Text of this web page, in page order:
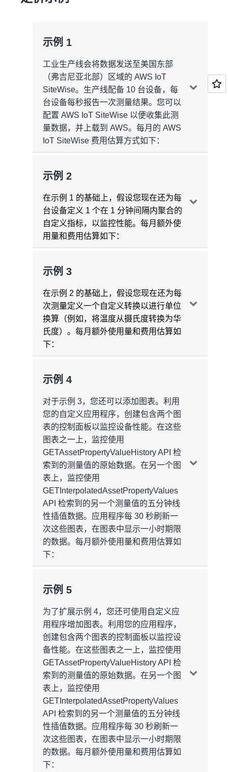
示例 1
工业生产线会将数据发送至美国东部
（弗吉尼亚北部）区域的 AWS IoT
SiteWise。生产线配备 10 台设备，每
台设备每秒报告一次测量结果。您可以
配置 AWS IoT SiteWise 以便收集此测
量数据，并上载到 AWS。每月的 AWS
IoT SiteWise 费用估算方式如下：
使用量汇总
消息收发
每台设备的测量次数 = 一次测量/每台设备
消息摄取频率 = 一条消息/秒/每次测量
每月摄取的消息数量 = 一条消息/秒/每次测
量 * 一次测量/每设备 * 10 台设备 * 86400
每月摄取的消息
月 =2592 万条消息/月
数据处理
自动计算聚合
每条消息的聚合次数 = 一次计算/条摄取的
月
25920000 条消息/月 = 25920000 次计算 =
2592 万次计算/月
每月总计算次数 =2592 万次计算/月
数据存储
设备数据
每月测量消息数 = 25920000 条消息/月
每条消息的大小 = 150 字节/每条消息（假
设摄取的每条消息都为 150 字节）
每月存储空间 = 25920000 条消息/月 * 150
字节/每条消息 * 1GB/（1024^3 字节）=
3.62GB/月*
SiteWise 可存储所有自动计算聚合。自动
数量和计算的时间间隔。在以上示例中，三
个时间间隔（1 分钟、1 小时、1 天）下计
算的六次自动计算聚合将需要每月存储
0.37 GB 数据。
自动计算聚合的存储空间 = 0.37 GB/月*
每月存储的总数据 = 3.62GB（来自设备数
据）+ 0.37GB（来自自动计算聚合）=
3.99GB/月*
* 此数据反映的是第一个月末的数据存储容
量。
示例 2
在示例 1 的基础上，假设您现在还为每
台设备定义 1 个在 1 分钟间隔内聚合的
自定义指标，以监控性能。每月额外使
用量和费用估算如下：
使用量汇总
消息收发
每台设备的指标数量 = 每台设备一个指标
每个指标生成的消息频率 = 一条消息/分钟/
指标
一个月内生成的消息数 = 一条消息/分钟/每
指标 * 一个指标/设备 * 10 台设备 * 1440 分
钟/天 * 30 天/月 = 432000 条消息/月
每月摄取的额外消息数 = 432000 条消息/月
=43.2 万条消息/月
数据处理
自定义指标
每个指标的计算频率 = 一次计算/每消息 *
一条消息/秒/设备 * 一台设备/指标 = 一次计
算/秒/指标
每月每指标的计算次数 = 一次计算/秒/每指
算/指标/月 * 一个指标/设备 * 10 台设备 =
25920000 次计算 = 2592 万次计算/月
自动计算聚合
每月额外的计算聚合次数 = 一次计算/每消
息 * 432000 条消息/月 = 432000 次计算 =
43.2 万次计算/月
每月 额外的计算次数 =2592 万（来自自定
义指标）+ 43.2 万（来自自动计算聚合）=
2635.2 万次计算/月
数据存储
示例 3
在示例 2 的基础上，假设您现在还为每
次测量定义一个自定义转换以进行单位
换算（例如，将温度从摄氏度转换为华
氏度）。每月额外使用量和费用估算如
下：
使用量汇总
每次测量的转换数 = 一个转换/次测量
每个转换的消息摄取频率 = 一条消息/秒/次
测量 * 一次测量/个转换 = 一条消息/秒/个转
换
设备 * 一个转换/测量 * 一条消息/秒/转换 *
86400 秒/天 * 30 天/月 =
25920000 条消息/
月
每月摄取的额外消息总数 = 25920000 条消
息/月 =
数据处理
每个转换的每月计算数 = 一次计算/消息 *
一条消息/秒/测量 * 一次测量/转换 * 86400
秒/天 * 30 天/月 = 2592000 次计算/转换/月
每月所有设备的计算次数 = 2592000 次计
算/月/转换 * 一个转换/测量 * 一次测量/设备
* 10 台设备 = 25920000 次计算/月 =2592
万次计算/月
自动计算聚合
每月额外的计算聚合次数 = 一次计算/条消
示例 4
对于示例 3，您还可以添加图表。利用
您的自定义应用程序，创建包含两个图
表的控制面板以监控设备性能。在这些
图表之一上，监控使用
GETAssetPropertyValueHistory API 检
索到的测量值的原始数据。在另一个图
表上，监控使用
GETInterpolatedAssetPropertyValues
API 检索到的另一个测量值的五分钟线
性插值数据。应用程序每 30 秒刷新一
次这些图表，在图表中显示一小时期限
的数据。每月额外使用量和费用估算如
下：
使用量汇总
SiteWise Monitor 控制面板每五秒自动刷新
一次，以帮助确保您能够近乎实时地查看数
据。假设您在一小时窗口中监控图表，每当
控制面板刷新时，在一小时窗口上绘制的所
有数据点都会刷新。因此，对于每个显示一
分钟聚合的图表，每次刷新消息时，总共将
获取 60 个数据点。由于这些消息中的每一
条消息都可以传输 50 个数据点，因此检索
到的消息总数估算如下所示：
每个图表每次刷新检索到的消息数 = 上限
（（60 个数据点/每次刷新/每个图表）/
（50 个数据点/每消息）= 两条消息/每个图
示例 5
为了扩展示例 4，您还可使用自定义应
用程序增加图表。利用您的应用程序，
创建包含两个图表的控制面板以监控设
备性能。在这些图表之一上，监控使用
GETAssetPropertyValueHistory API 检
索到的测量值的原始数据。在另一个图
表上，监控使用
GETInterpolatedAssetPropertyValues
API 检索到的另一个测量值的五分钟线
性插值数据。应用程序每 30 秒刷新一
次这些图表，在图表中显示一小时期限
的数据。每月额外使用量和费用估算如
下：